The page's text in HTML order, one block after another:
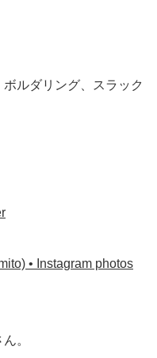
ルダリング、スラック
• Instagram photos
。